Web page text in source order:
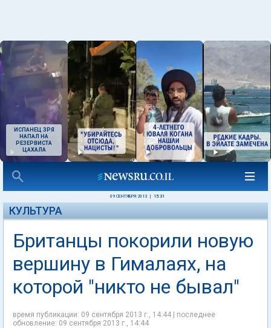
ИСПАНЕЦ ЗРЯ
НАПАЛ НА
РЕЗЕРВИСТА
ЦАХАЛА
09 СЕНТЯБРЯ 2013 15:31
КУЛЬТУРА
Британцы покорили новую
вершину в Гималаях, на
которой "никто не бывал"
время публикации: 09 сентября 2013 г., 14:44 | последнее
обновление: 09 сентября 2013 г., 14:44